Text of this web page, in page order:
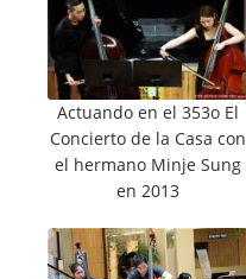
Actuando en el 353o El
Concierto de la Casa con
el hermano Minje Sung
en 2013